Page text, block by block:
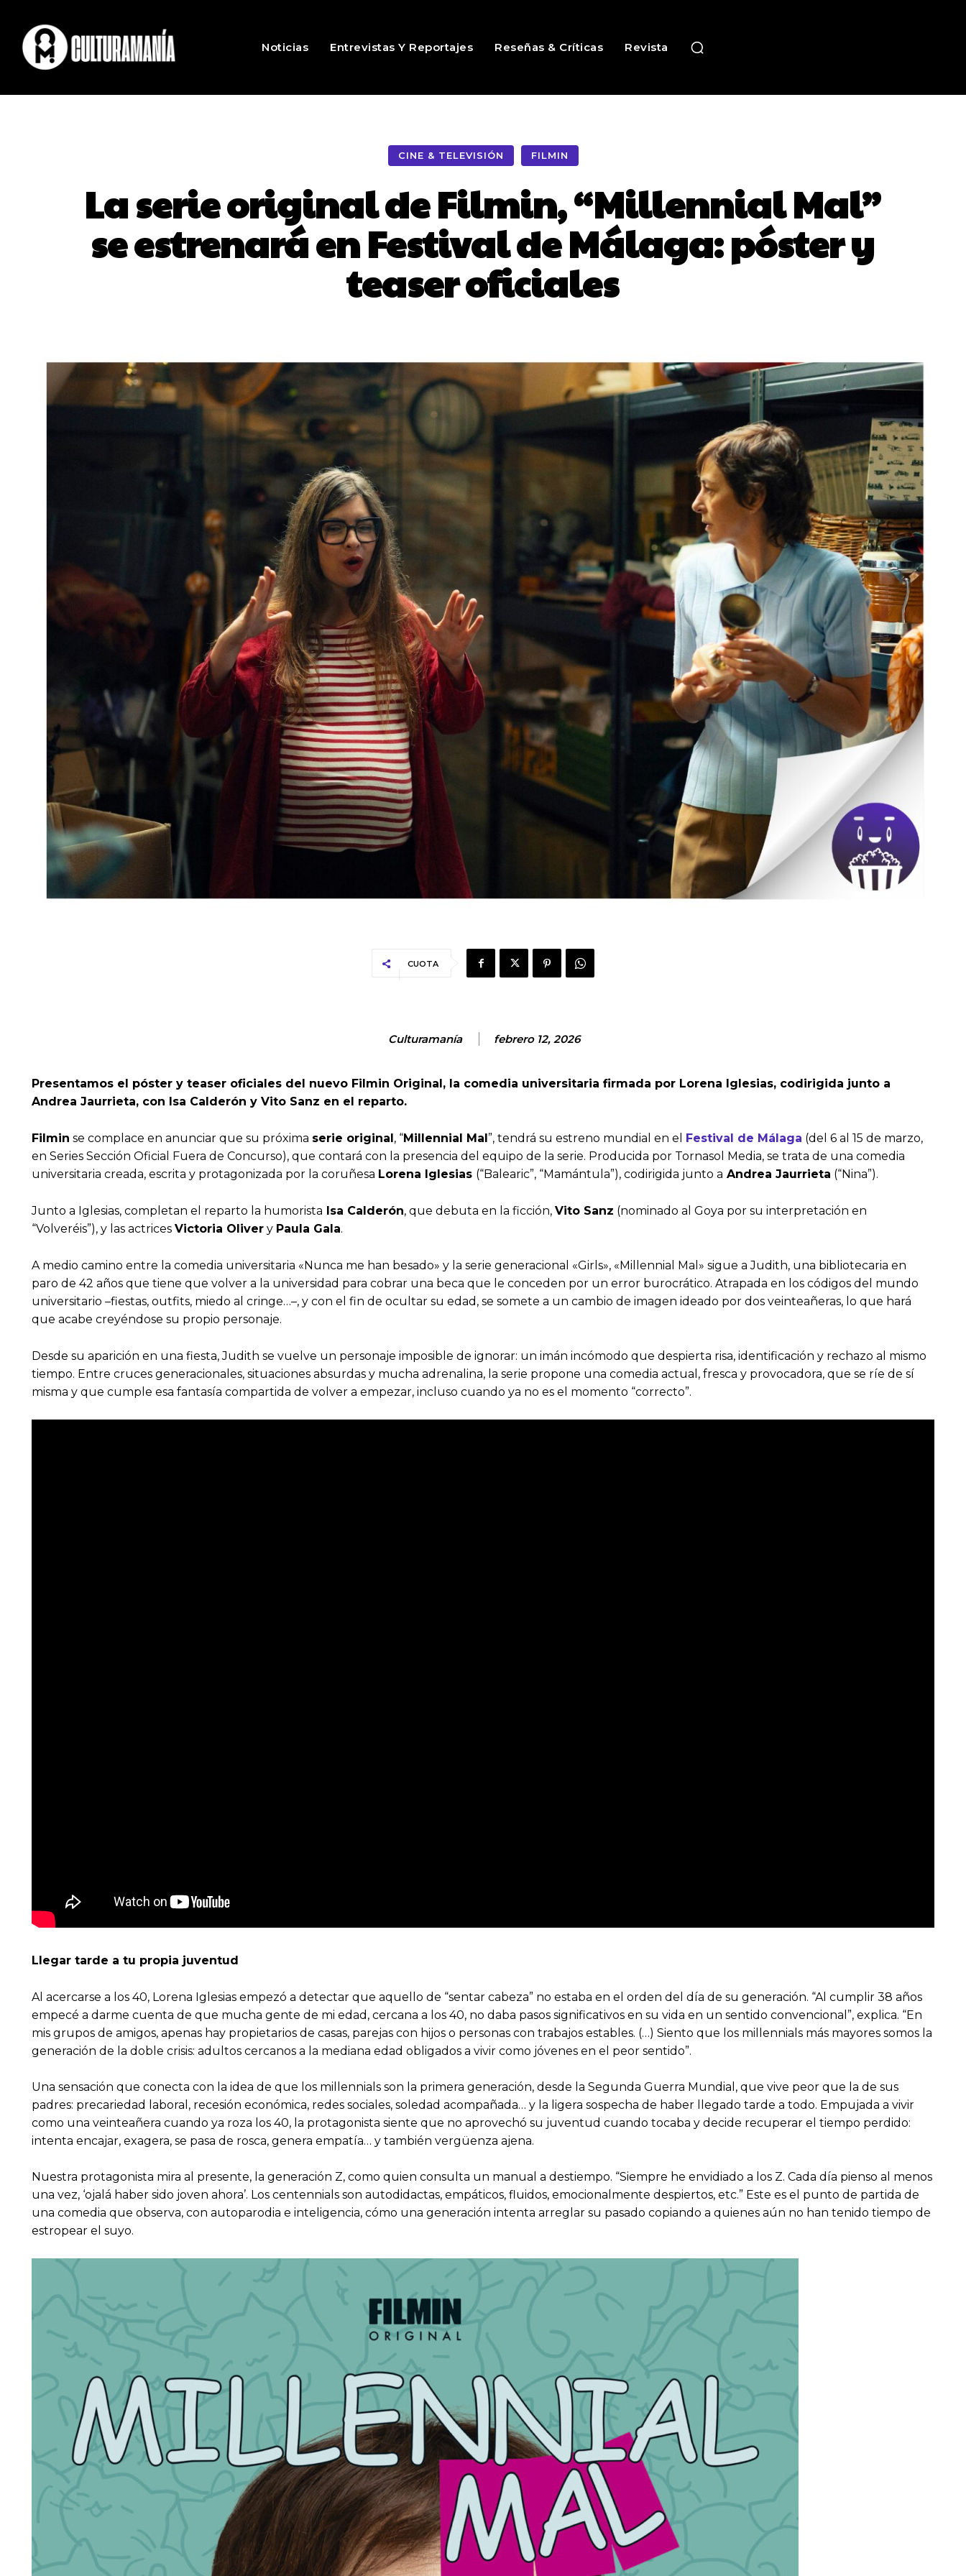
Noticias Entrevistas Y Reportajes Reseñas & Críticas Revista
CINE & TELEVISIÓN FILMIN
La serie original de Filmin, “Millennial Mal”
se estrenará en Festival de Málaga: póster y
teaser oficiales
CUOTA
Culturamanía febrero 12, 2026
Presentamos el póster y teaser oficiales del nuevo Filmin Original, la comedia universitaria firmada por Lorena Iglesias, codirigida junto a
Andrea Jaurrieta, con Isa Calderón y Vito Sanz en el reparto.
Filmin se complace en anunciar que su próxima serie original, “Millennial Mal”, tendrá su estreno mundial en el Festival de Málaga (del 6 al 15 de marzo,
en Series Sección Oficial Fuera de Concurso), que contará con la presencia del equipo de la serie. Producida por Tornasol Media, se trata de una comedia
universitaria creada, escrita y protagonizada por la coruñesa Lorena Iglesias (“Balearic”, “Mamántula”), codirigida junto a Andrea Jaurrieta (“Nina”).
Junto a Iglesias, completan el reparto la humorista Isa Calderón, que debuta en la ficción, Vito Sanz (nominado al Goya por su interpretación en
“Volveréis”), y las actrices Victoria Oliver y Paula Gala.
A medio camino entre la comedia universitaria «Nunca me han besado» y la serie generacional «Girls», «Millennial Mal» sigue a Judith, una bibliotecaria en
paro de 42 años que tiene que volver a la universidad para cobrar una beca que le conceden por un error burocrático. Atrapada en los códigos del mundo
universitario –fiestas, outfits, miedo al cringe…–, y con el fin de ocultar su edad, se somete a un cambio de imagen ideado por dos veinteañeras, lo que hará
que acabe creyéndose su propio personaje.
Desde su aparición en una fiesta, Judith se vuelve un personaje imposible de ignorar: un imán incómodo que despierta risa, identificación y rechazo al mismo
tiempo. Entre cruces generacionales, situaciones absurdas y mucha adrenalina, la serie propone una comedia actual, fresca y provocadora, que se ríe de sí
misma y que cumple esa fantasía compartida de volver a empezar, incluso cuando ya no es el momento “correcto”.
Llegar tarde a tu propia juventud
Al acercarse a los 40, Lorena Iglesias empezó a detectar que aquello de “sentar cabeza” no estaba en el orden del día de su generación. “Al cumplir 38 años
empecé a darme cuenta de que mucha gente de mi edad, cercana a los 40, no daba pasos significativos en su vida en un sentido convencional”, explica. “En
mis grupos de amigos, apenas hay propietarios de casas, parejas con hijos o personas con trabajos estables. (…) Siento que los millennials más mayores somos la
generación de la doble crisis: adultos cercanos a la mediana edad obligados a vivir como jóvenes en el peor sentido”.
Una sensación que conecta con la idea de que los millennials son la primera generación, desde la Segunda Guerra Mundial, que vive peor que la de sus
padres: precariedad laboral, recesión económica, redes sociales, soledad acompañada… y la ligera sospecha de haber llegado tarde a todo. Empujada a vivir
como una veinteañera cuando ya roza los 40, la protagonista siente que no aprovechó su juventud cuando tocaba y decide recuperar el tiempo perdido:
intenta encajar, exagera, se pasa de rosca, genera empatía… y también vergüenza ajena.
Nuestra protagonista mira al presente, la generación Z, como quien consulta un manual a destiempo. “Siempre he envidiado a los Z. Cada día pienso al menos
una vez, ‘ojalá haber sido joven ahora’. Los centennials son autodidactas, empáticos, fluidos, emocionalmente despiertos, etc.” Este es el punto de partida de
una comedia que observa, con autoparodia e inteligencia, cómo una generación intenta arreglar su pasado copiando a quienes aún no han tenido tiempo de
estropear el suyo.